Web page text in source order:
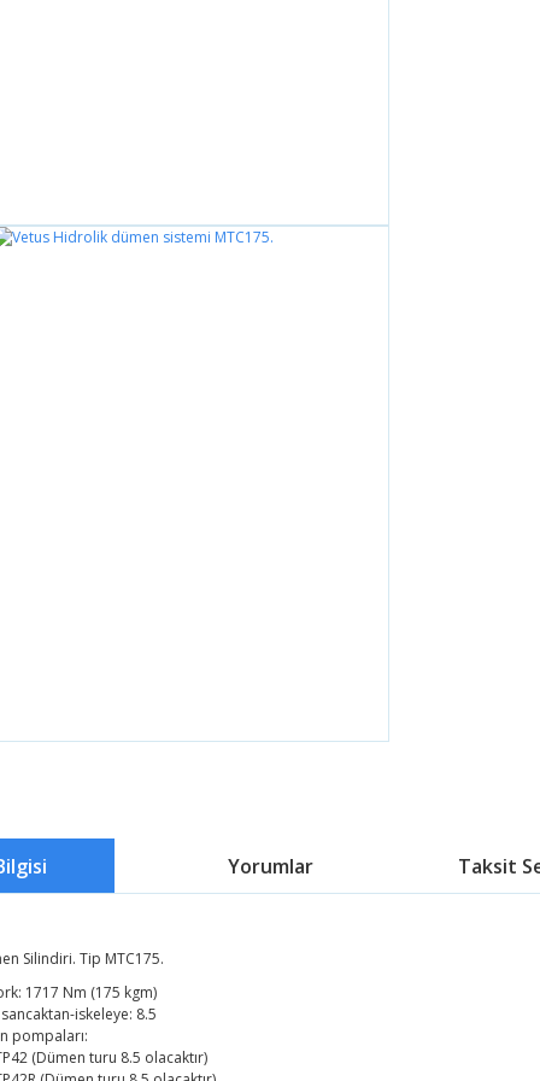
Yorumlar Taksit
Silindiri. Tip MTC175.
1717 Nm (175 kgm)
iskeleye: 8.5
pompaları:
(Dümen turu 8.5 olacaktır)